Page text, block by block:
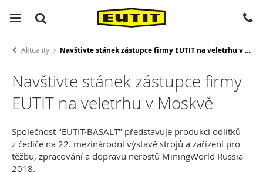
Aktuality Navštivte stánek zástupce firmy EUTIT na veletrhu v Moskvě
Navštivte stánek zástupce firmy
EUTIT na veletrhu v Moskvě
Společnost "EUTIT-BASALT" představuje produkci odlitků
z čediče na 22. mezinárodní výstavě strojů a zařízení pro
těžbu, zpracování a dopravu nerostů MiningWorld Russia
2018.